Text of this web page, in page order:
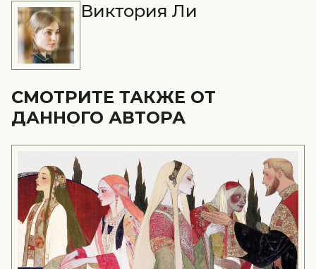
Виктория Ли
СМОТРИТЕ ТАКЖЕ ОТ
ДАННОГО АВТОРА